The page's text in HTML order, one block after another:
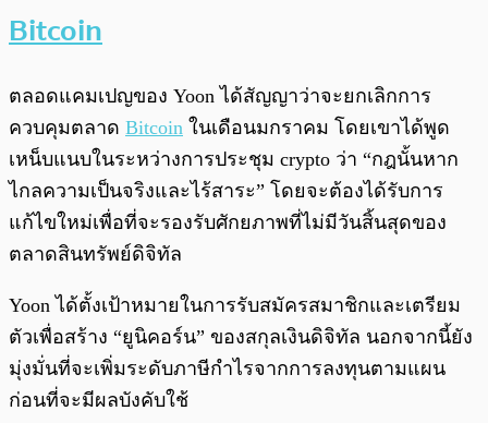
Bitcoin
ตลอดแคมเปญของ Yoon ได้สัญญาว่าจะยกเลิกการ
ควบคุมตลาด Bitcoin ในเดือนมกราคม โดยเขาได้พูด
เหน็บแนบในระหว่างการประชุม crypto ว่า “กฎนั้นหาก
ไกลความเป็นจริงและไร้สาระ” โดยจะต้องได้รับการ
แก้ไขใหม่เพื่อที่จะรองรับศักยภาพที่ไม่มีวันสิ้นสุดของ
ตลาดสินทรัพย์ดิจิทัล
Yoon ได้ตั้งเป้าหมายในการรับสมัครสมาชิกและเตรียม
ตัวเพื่อสร้าง “ยูนิคอร์น” ของสกุลเงินดิจิทัล นอกจากนี้ยัง
มุ่งมั่นที่จะเพิ่มระดับภาษีกำไรจากการลงทุนตามแผน
ก่อนที่จะมีผลบังคับใช้